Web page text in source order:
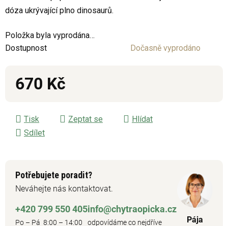
0,0
5
hvězdiček.
dóza ukrývající plno dinosaurů.
Položka byla vyprodána…
Dostupnost
Dočasně vyprodáno
670 Kč
Tisk Zeptat se
Hlídat
Sdílet
Potřebujete poradit?
Neváhejte nás kontaktovat.
+420 799 550 405
Po – Pá 8:00 – 14:00
info@chytraopicka.cz
odpovídáme co nejdříve Pája